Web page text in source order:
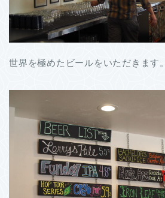
世界を極めたビールをいただきます。